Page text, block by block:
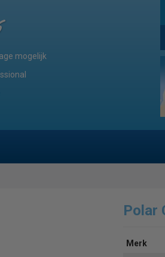
mogelijk
Polar
Merk